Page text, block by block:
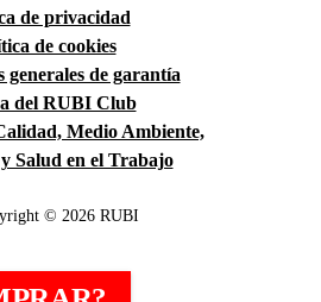
de privacidad
de cookies
generales de garantía
del RUBI Club
Medio Ambiente,
Salud en el Trabajo
© 2026 RUBI